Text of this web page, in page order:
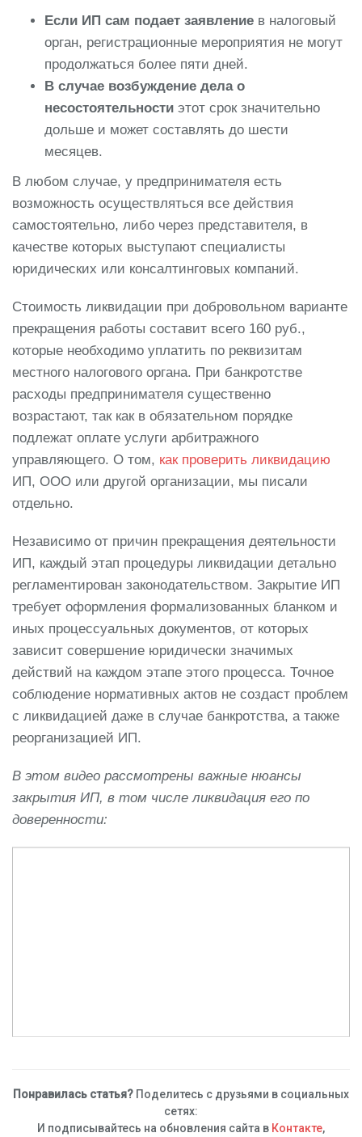
Если ИП сам подает заявление в налоговый
орган, регистрационные мероприятия не могут
продолжаться более пяти дней.
В случае возбуждение дела о
несостоятельности этот срок значительно
дольше и может составлять до шести
месяцев.
В любом случае, у предпринимателя есть
возможность осуществляться все действия
самостоятельно, либо через представителя, в
качестве которых выступают специалисты
юридических или консалтинговых компаний.
Стоимость ликвидации при добровольном варианте
прекращения работы составит всего 160 руб.,
которые необходимо уплатить по реквизитам
местного налогового органа. При банкротстве
расходы предпринимателя существенно
возрастают, так как в обязательном порядке
подлежат оплате услуги арбитражного
управляющего. О том, как проверить ликвидацию
ИП, ООО или другой организации, мы писали
отдельно.
Независимо от причин прекращения деятельности
ИП, каждый этап процедуры ликвидации детально
регламентирован законодательством. Закрытие ИП
требует оформления формализованных бланком и
иных процессуальных документов, от которых
зависит совершение юридически значимых
действий на каждом этапе этого процесса. Точное
соблюдение нормативных актов не создаст проблем
с ликвидацией даже в случае банкротства, а также
реорганизацией ИП.
В этом видео рассмотрены важные нюансы
закрытия ИП, в том числе ликвидация его по
доверенности:
Понравилась статья? Поделитесь с друзьями в социальных
сетях:
И подписывайтесь на обновления сайта в Контакте,